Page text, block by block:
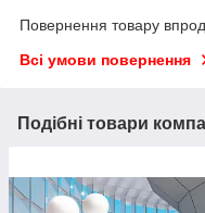
Повернення товару
Всі умови повернення
Подібні товари